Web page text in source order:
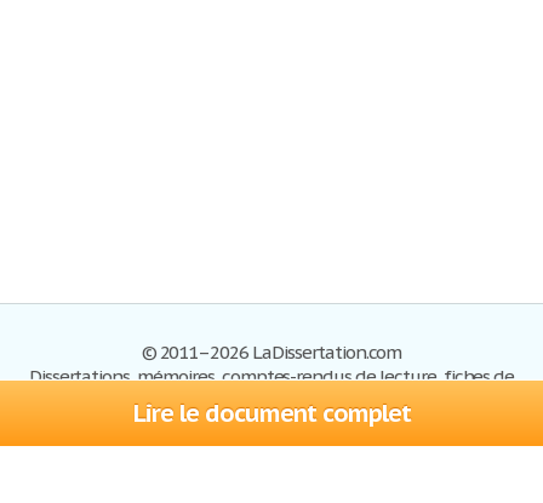
Lire le document complet
© 2011–2026 LaDissertation.com
Dissertations, mémoires, comptes-rendus de lecture, fiches de
lectures, exemples du BAC